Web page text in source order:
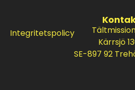
Integritetspolicy
Kärrsjö
SE-897 92